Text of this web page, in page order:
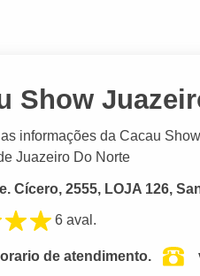
Show
informações da Cacau
Juazeiro Do Norte
Cícero, 2555, LOJA 126,
6 aval.
de atendimento.